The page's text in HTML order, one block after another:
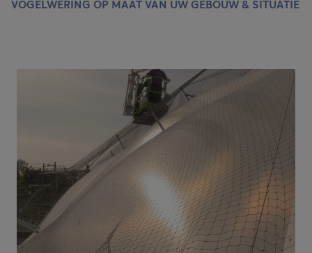
VOGELWERING OP MAAT VAN UW GEBOUW & SITUATIE